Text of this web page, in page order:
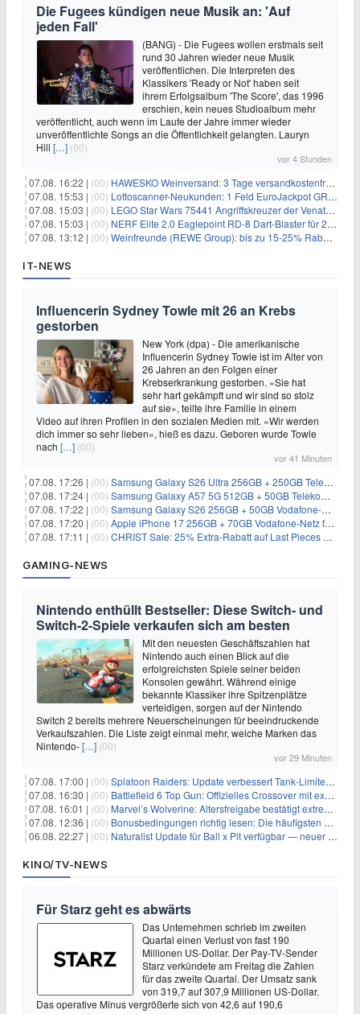
Die Fugees kündigen neue Musik an: 'Auf
jeden Fall'
(BANG) - Die Fugees wollen erstmals seit
rund 30 Jahren wieder neue Musik
veröffentlichen. Die Interpreten des
Klassikers 'Ready or Not' haben seit
ihrem Erfolgsalbum 'The Score', das 1996
erschien, kein neues Studioalbum mehr
veröffentlicht, auch wenn im Laufe der Jahre immer wieder
unveröffentlichte Songs an die Öffentlichkeit gelangten. Lauryn
Hill […] (00)
vor 4 Stunden
07.08. 16:22 | (00) HAWESKO Weinversand: 3 Tage versandkostenfrei bestellen (MBW 25€)
07.08. 15:53 | (00) Lottoscanner-Neukunden: 1 Feld EuroJackpot GRATIS spielen
07.08. 15:03 | (00) LEGO Star Wars 75441 Angriffskreuzer der Venator-Klasse für 50,25€
07.08. 15:03 | (00) NERF Elite 2.0 Eaglepoint RD-8 Dart-Blaster für 20,49€
07.08. 13:12 | (00) Weinfreunde (REWE Group): bis zu 15-25% Rabatt je nach Anzahl der Flaschen
IT-NEWS
Influencerin Sydney Towle mit 26 an Krebs
gestorben
New York (dpa) - Die amerikanische
Influencerin Sydney Towle ist im Alter von
26 Jahren an den Folgen einer
Krebserkrankung gestorben. «Sie hat
sehr hart gekämpft und wir sind so stolz
auf sie», teilte ihre Familie in einem
Video auf ihren Profilen in den sozialen Medien mit. «Wir werden
dich immer so sehr lieben», hieß es dazu. Geboren wurde Towle
nach […] (00)
vor 41 Minuten
07.08. 17:26 | (00) Samsung Galaxy S26 Ultra 256GB + 250GB Telekom-Netz für 34€/Monat (effektiv 5,42€/Monat)
07.08. 17:24 | (00) Samsung Galaxy A57 5G 512GB + 50GB Telekom-Netz für 20€/Monat (effektiv 3,33€/Monat)
07.08. 17:22 | (00) Samsung Galaxy S26 256GB + 50GB Vodafone-Netz für 19,99€/Monat (effektiv 1,26€/Monat)
07.08. 17:20 | (00) Apple iPhone 17 256GB + 70GB Vodafone-Netz für 34,99€/Monat (effektiv 6,41€/Monat)
07.08. 17:11 | (00) CHRIST Sale: 25% Extra-Rabatt auf Last Pieces bei Schmuck & Uhren
GAMING-NEWS
Nintendo enthüllt Bestseller: Diese Switch- und
Switch-2-Spiele verkaufen sich am besten
Mit den neuesten Geschäftszahlen hat
Nintendo auch einen Blick auf die
erfolgreichsten Spiele seiner beiden
Konsolen gewährt. Während einige
bekannte Klassiker ihre Spitzenplätze
verteidigen, sorgen auf der Nintendo
Switch 2 bereits mehrere Neuerscheinungen für beeindruckende
Verkaufszahlen. Die Liste zeigt einmal mehr, welche Marken das
Nintendo-[…] (00)
vor 29 Minuten
07.08. 17:00 | (00) Splatoon Raiders: Update verbessert Tank-Limiter und behebt Bugs
07.08. 16:30 | (00) Battlefield 6 Top Gun: Offizielles Crossover mit exklusiven Inhalten angekündigt
07.08. 16:01 | (00) Marvel’s Wolverine: Altersfreigabe bestätigt extreme Gewalt und düstere Szenen
07.08. 12:36 | (00) Bonusbedingungen richtig lesen: Die häufigsten Stolperfallen
06.08. 22:27 | (00) Naturalist Update für Ball x Pit verfügbar — neuer Content auf allen Plattformen
KINO/TV-NEWS
Für Starz geht es abwärts
Das Unternehmen schrieb im zweiten
Quartal einen Verlust von fast 190
Millionen US-Dollar. Der Pay-TV-Sender
Starz verkündete am Freitag die Zahlen
für das zweite Quartal. Der Umsatz sank
von 319,7 auf 307,9 Millionen US-Dollar.
Das operative Minus vergrößerte sich von 42,6 auf 190,6